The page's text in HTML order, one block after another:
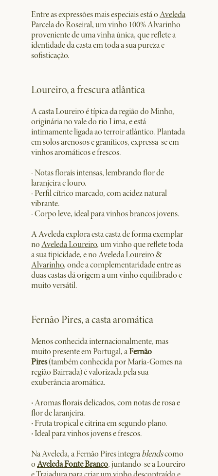
Entre as expressões mais especiais está oAveleda
Parcela do Roseiral, um vinho 100% Alvarinho
proveniente de uma vinha única, que reflete a
identidade da casta em toda a sua pureza e
sofisticação.
Loureiro, a frescura atlântica
A casta Loureiro é típica da região do Minho,
originária no vale do rio Lima, e está
intimamente ligada ao terroir atlântico. Plantada
em solos arenosos e graníticos, expressa-se em
vinhos aromáticos e frescos.
· Notas florais intensas, lembrando flor de
laranjeira e louro.
· Perfil cítrico marcado, com acidez natural
vibrante.
· Corpo leve, ideal para vinhos brancos jovens.
A Aveleda explora esta casta de forma exemplar
noAveleda Loureiro, um vinho que reflete toda
a sua tipicidade, e noAveleda Loureiro &
Alvarinho, onde a complementaridade entre as
duas castas dá origem a um vinho equilibrado e
muito versátil.
Fernão Pires, a casta aromática
Menos conhecida internacionalmente, mas
muito presente em Portugal, aFernão
Pires(também conhecida por Maria-Gomes na
região Bairrada) é valorizada pela sua
exuberância aromática.
·Aromas florais delicados, com notas de rosa e
flor de laranjeira.
·Fruta tropical e citrina em segundo plano.
·Ideal para vinhos jovens e frescos.
Na Aveleda, a Fernão Pires integrablendscomo
oAveleda Fonte Branco, juntando-se a Loureiro